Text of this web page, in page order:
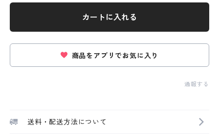
カートに入れる
商品をアプリでお気に入り
通報する
送料・配送方法について